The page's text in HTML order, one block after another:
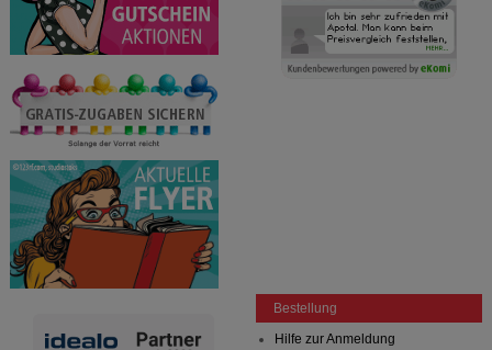
Bestellung
Hilfe zur Anmeldung